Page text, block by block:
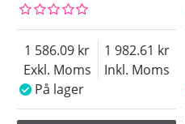
Exkl. Moms
1 586.09
Inkl. Moms
1 982.61
På lager